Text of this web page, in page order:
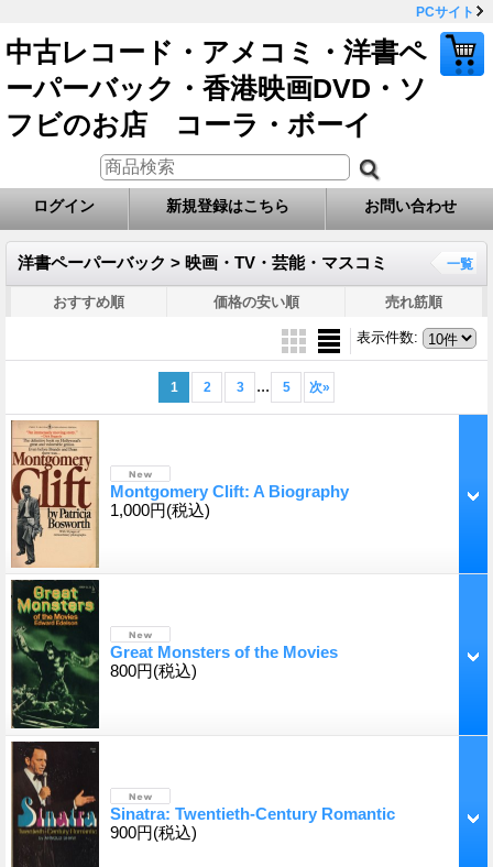
PCサイト
中古レコード・アメコミ・洋書ペ
ーパーバック・香港映画DVD・ソ
フビのお店 コーラ・ボーイ
ログイン 新規登録はこちら お問い合わせ
洋書ペーパーバック > 映画・TV・芸能・マスコミ 一覧
おすすめ順 価格の安い順 売れ筋順
表示件数:
1 2 3 ... 5 次»
Montgomery Clift: A Biography
1,000円(税込)
Great Monsters of the Movies
800円(税込)
Sinatra: Twentieth-Century Romantic
900円(税込)